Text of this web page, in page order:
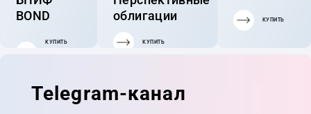
BOND
КУПИТЬ
облигации
КУПИТЬ
КУПИТЬ
Telegram-канал